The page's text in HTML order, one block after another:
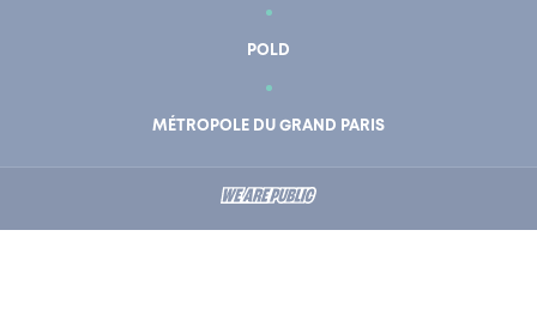
POLD
MÉTROPOLE DU GRAND PARIS